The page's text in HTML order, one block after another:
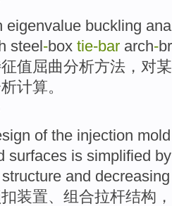
eigenvalue buckling
steel-box tie-bar arch-
值屈曲分析方法，对
计算。
ofthe injection mold
surfaces is simplified by
structure and decreasing
扣装置、 组合拉杆结构 ，